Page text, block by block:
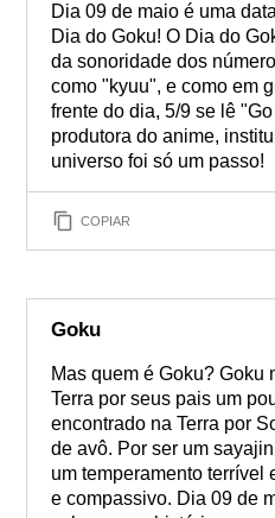
Dia 09 de maio é uma
Dia do Goku! O Dia do
da sonoridade dos
como "kyuu", e como em
frente do dia, 5/9 se lê
produtora do anime,
universo foi só um passo!
COPIAR
Goku
Mas quem é Goku?
Terra por seus pais um
encontrado na Terra por
de avô. Por ser um
um temperamento terrível
e compassivo. Dia 09 de